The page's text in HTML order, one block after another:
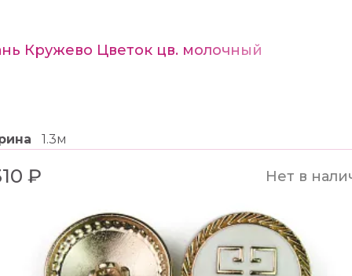
Кружево Цветок цв. молочный
1.3м
₽ Нет в